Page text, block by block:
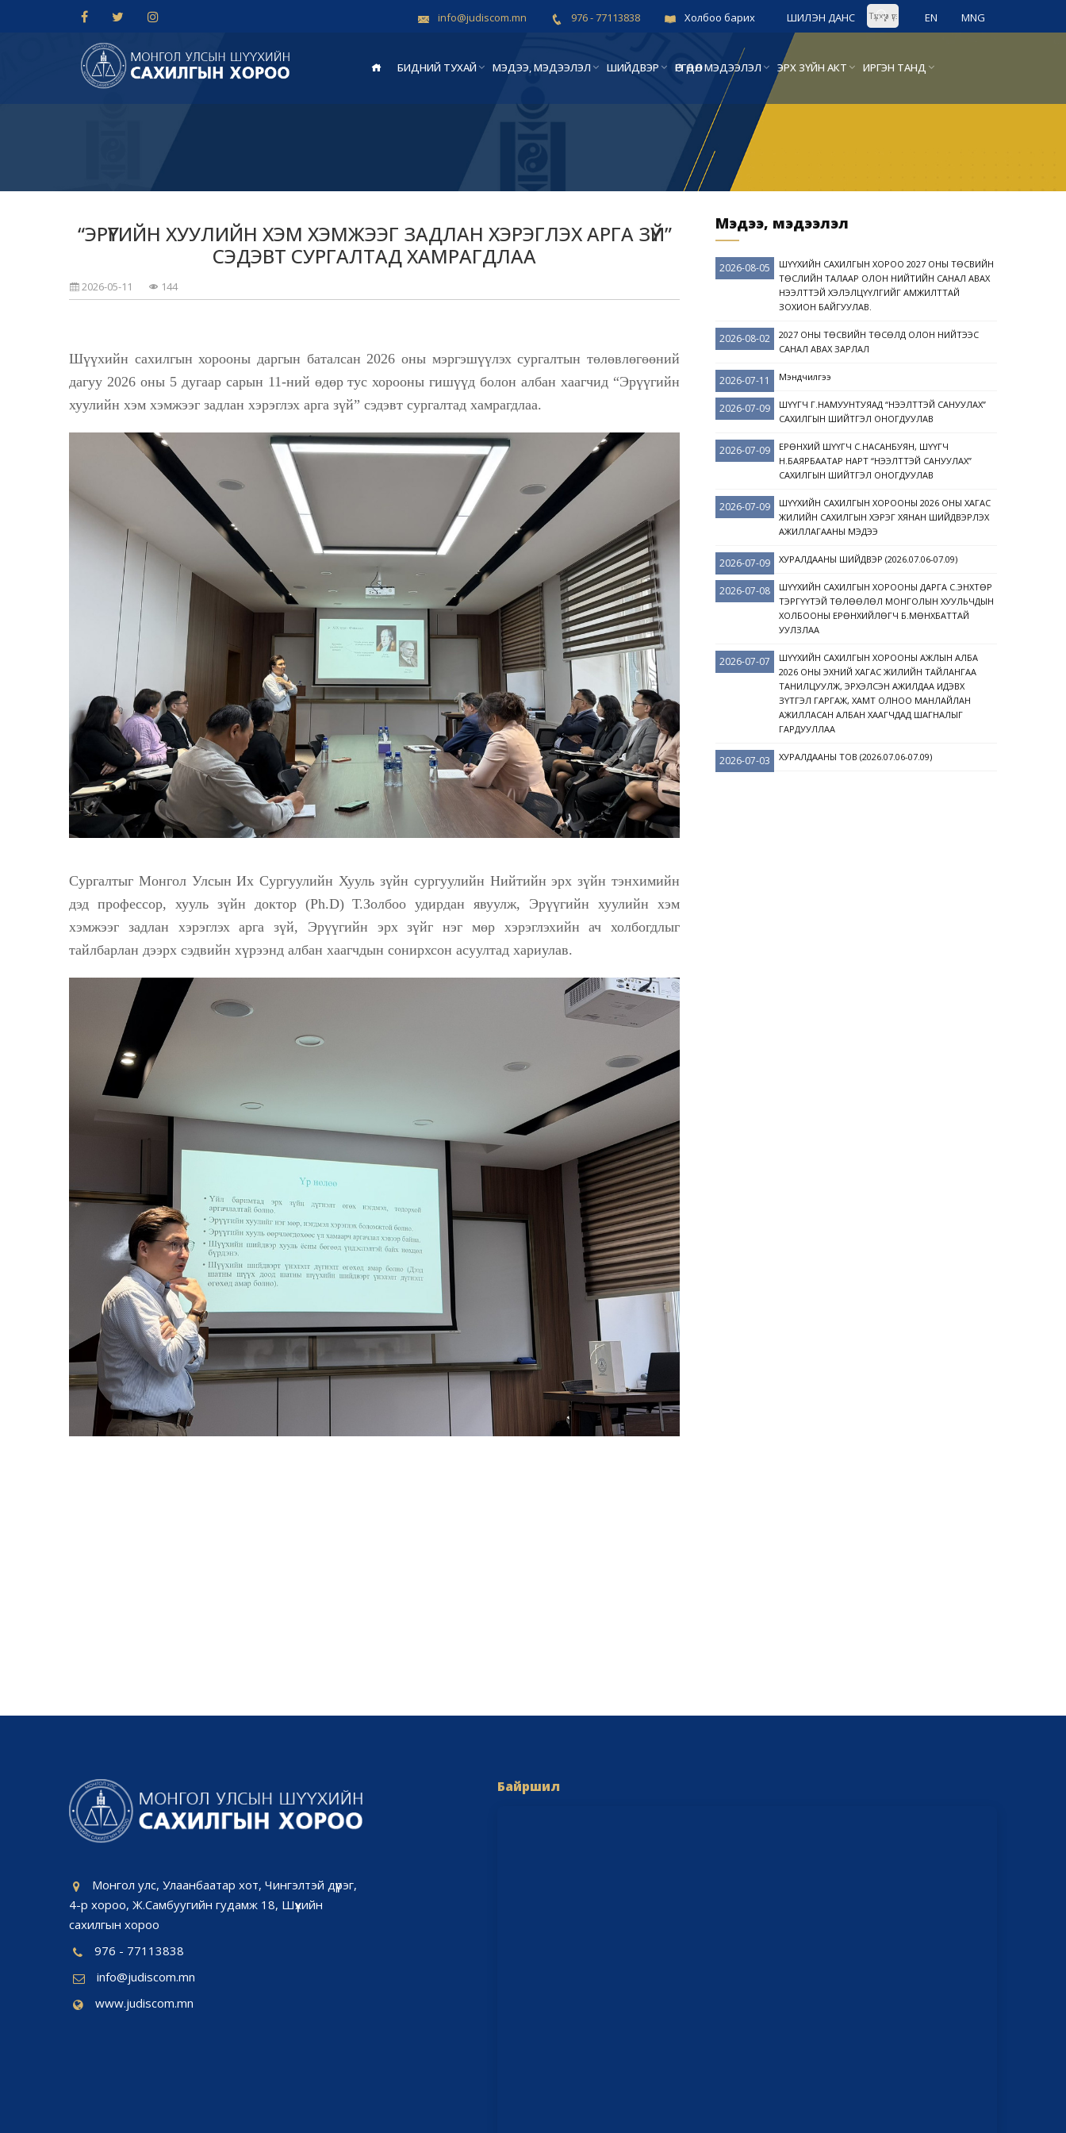
info@judiscom.mn 976 - 77113838 Холбоо барих ШИЛЭН ДАНС EN MNG
БИДНИЙ ТУХАЙ МЭДЭЭ, МЭДЭЭЛЭЛ ШИЙДВЭР ӨРГӨДӨЛ МЭДЭЭЛЭЛ ЭРХ ЗҮЙН АКТ ИРГЭН ТАНД
“ЭРҮҮГИЙН ХУУЛИЙН ХЭМ ХЭМЖЭЭГ ЗАДЛАН ХЭРЭГЛЭХ АРГА ЗҮЙ”
СЭДЭВТ СУРГАЛТАД ХАМРАГДЛАА
2026-05-11 144
Шүүхийн сахилгын хорооны даргын баталсан 2026 оны мэргэшүүлэх сургалтын төлөвлөгөөний
дагуу 2026 оны 5 дугаар сарын 11-ний өдөр тус хорооны гишүүд болон албан хаагчид “Эрүүгийн
хуулийн хэм хэмжээг задлан хэрэглэх арга зүй” сэдэвт сургалтад хамрагдлаа.
Сургалтыг Монгол Улсын Их Сургуулийн Хууль зүйн сургуулийн Нийтийн эрх зүйн тэнхимийн
дэд профессор, хууль зүйн доктор (Ph.D) Т.Золбоо удирдан явуулж, Эрүүгийн хуулийн хэм
хэмжээг задлан хэрэглэх арга зүй, Эрүүгийн эрх зүйг нэг мөр хэрэглэхийн ач холбогдлыг
тайлбарлан дээрх сэдвийн хүрээнд албан хаагчдын сонирхсон асуултад хариулав.
Мэдээ, мэдээлэл
2026-08-05
ШҮҮХИЙН САХИЛГЫН ХОРОО 2027 ОНЫ ТӨСВИЙН
ТӨСЛИЙН ТАЛААР ОЛОН НИЙТИЙН САНАЛ АВАХ
НЭЭЛТТЭЙ ХЭЛЭЛЦҮҮЛГИЙГ АМЖИЛТТАЙ
ЗОХИОН БАЙГУУЛАВ.
2026-08-02
2027 ОНЫ ТӨСВИЙН ТӨСӨЛД ОЛОН НИЙТЭЭС
САНАЛ АВАХ ЗАРЛАЛ
2026-07-11 Мэндчилгээ
2026-07-09
ШҮҮГЧ Г.НАМУУНТУЯАД “НЭЭЛТТЭЙ САНУУЛАХ”
САХИЛГЫН ШИЙТГЭЛ ОНОГДУУЛАВ
2026-07-09
ЕРӨНХИЙ ШҮҮГЧ С.НАСАНБУЯН, ШҮҮГЧ
Н.БАЯРБААТАР НАРТ “НЭЭЛТТЭЙ САНУУЛАХ”
САХИЛГЫН ШИЙТГЭЛ ОНОГДУУЛАВ
2026-07-09
ШҮҮХИЙН САХИЛГЫН ХОРООНЫ 2026 ОНЫ ХАГАС
ЖИЛИЙН САХИЛГЫН ХЭРЭГ ХЯНАН ШИЙДВЭРЛЭХ
АЖИЛЛАГААНЫ МЭДЭЭ
2026-07-09 ХУРАЛДААНЫ ШИЙДВЭР (2026.07.06-07.09)
2026-07-08
ШҮҮХИЙН САХИЛГЫН ХОРООНЫ ДАРГА С.ЭНХТӨР
ТЭРГҮҮТЭЙ ТӨЛӨӨЛӨЛ МОНГОЛЫН ХУУЛЬЧДЫН
ХОЛБООНЫ ЕРӨНХИЙЛӨГЧ Б.МӨНХБАТТАЙ
УУЛЗЛАА
2026-07-07
ШҮҮХИЙН САХИЛГЫН ХОРООНЫ АЖЛЫН АЛБА
2026 ОНЫ ЭХНИЙ ХАГАС ЖИЛИЙН ТАЙЛАНГАА
ТАНИЛЦУУЛЖ, ЭРХЭЛСЭН АЖИЛДАА ИДЭВХ
ЗҮТГЭЛ ГАРГАЖ, ХАМТ ОЛНОО МАНЛАЙЛАН
АЖИЛЛАСАН АЛБАН ХААГЧДАД ШАГНАЛЫГ
ГАРДУУЛЛАА
2026-07-03 ХУРАЛДААНЫ ТОВ (2026.07.06-07.09)
Монгол улс, Улаанбаатар хот, Чингэлтэй дүүрэг,
4-р хороо, Ж.Самбуугийн гудамж 18, Шүүхийн
сахилгын хороо
976 - 77113838
info@judiscom.mn
www.judiscom.mn
Байршил